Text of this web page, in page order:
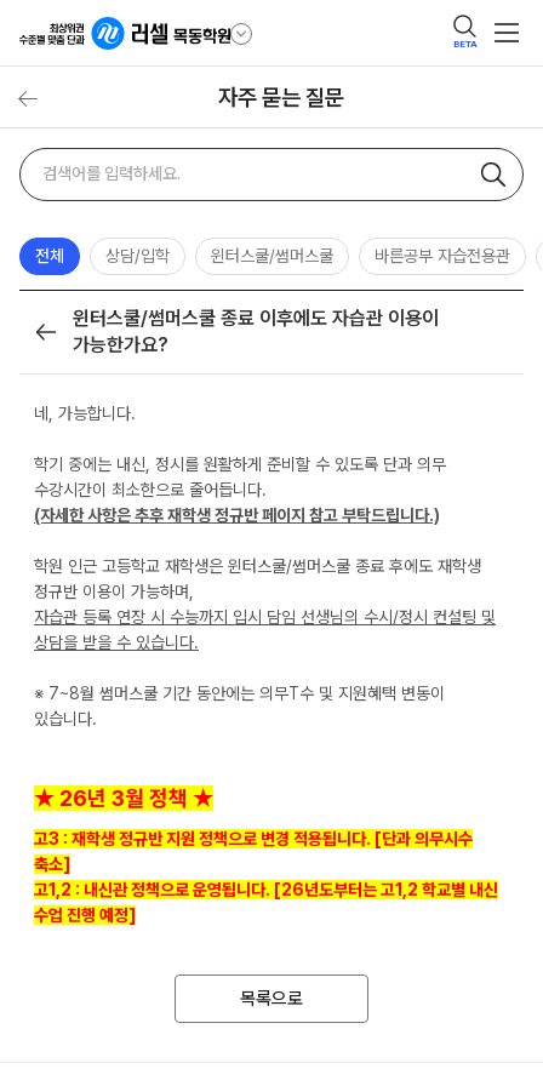
BETA
자주 묻는 질문
자주
묻는
검색
검색어
전체 상담/입학 윈터스쿨/썸머스쿨 바른공부 자습전용관
목록
윈터스쿨/썸머스쿨 종료 이후에도 자습관 이용이
가능한가요?
네, 가능합니다.
학기 중에는 내신, 정시를 원활하게 준비할 수 있도록 단과 의무
수강시간이 최소한으로 줄어듭니다.
(자세한 사항은 추후 재학생 정규반 페이지 참고 부탁드립니다.)
학원 인근 고등학교 재학생은 윈터스쿨/썸머스쿨 종료 후에도 재학생
정규반 이용이 가능하며,
자습관 등록 연장 시 수능까지 입시 담임 선생님의 수시/정시 컨설팅 및
상담을 받을 수 있습니다.
※ 7~8월 썸머스쿨 기간 동안에는 의무T수 및 지원혜택 변동이
있습니다.
★ 26년 3월 정책 ★
고3 : 재학생 정규반 지원 정책으로 변경 적용됩니다. [단과 의무시수
축소]
고1,2 : 내신관 정책으로 운영됩니다. [26년도부터는 고1,2 학교별 내신
수업 진행 예정]
목록으로